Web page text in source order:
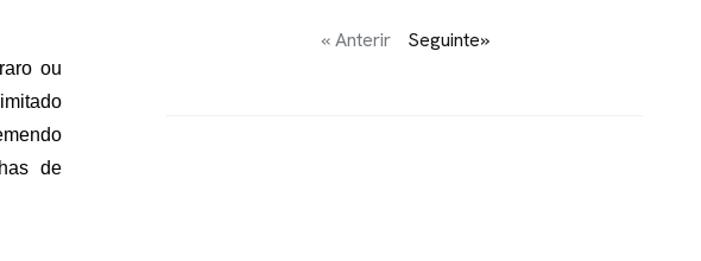
ou
de
« Anterir Seguinte»